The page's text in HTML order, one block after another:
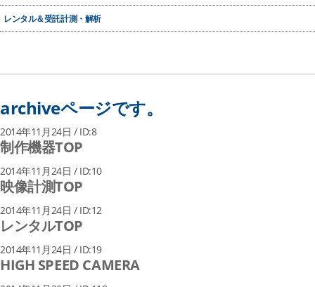
レンタル＆受託計測・解析
archiveページです。
2014年11月24日 / ID:8
制作機器TOP
2014年11月24日 / ID:10
映像計測TOP
2014年11月24日 / ID:12
レンタルTOP
2014年11月24日 / ID:19
HIGH SPEED CAMERA